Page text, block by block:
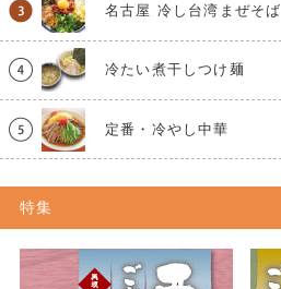
名古屋 冷し台湾まぜそば
冷たい煮干しつけ麺
定番・冷やし中華
特集